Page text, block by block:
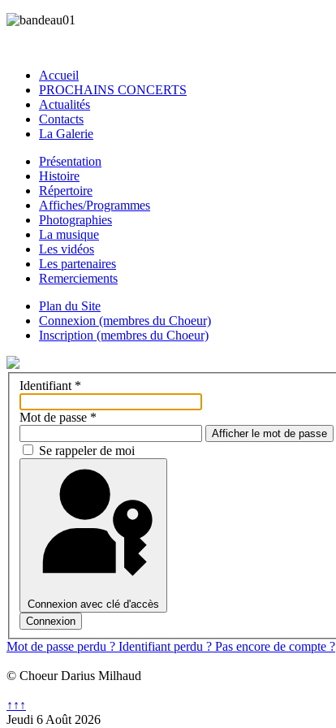
Accueil
PROCHAINS CONCERTS
Actualités
Contacts
La Galerie
Présentation
Histoire
Répertoire
Affiches/Programmes
Photographies
La musique
Les vidéos
Les partenaires
Remerciements
Plan du Site
Connexion (membres du Choeur)
Inscription (membres du Choeur)
Identifiant *
Mot de passe *
Afficher le mot de passe
Se rappeler de moi
Connexion avec clé d'accès
Connexion
Mot de passe perdu ? Identifiant perdu ? Pas encore de compte ?
© Choeur Darius Milhaud
↑↑↑
Jeudi 6 Août 2026